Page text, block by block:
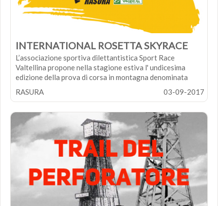
INTERNATIONAL ROSETTA SKYRACE
L’associazione sportiva dilettantistica Sport Race
Valtellina propone nella stagione estiva l' undicesima
edizione della prova di corsa in montagna denominata
Piganzoli”
RASURA 03-09-2017